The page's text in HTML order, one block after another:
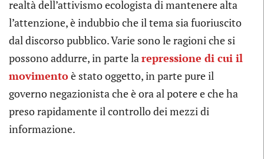
realtà dell’attivismo ecologista di mantenere alta
l’attenzione, è indubbio che il tema sia fuoriuscito
dal discorso pubblico. Varie sono le ragioni che si
possono addurre, in parte larepressione di cui il
movimentoè stato oggetto, in parte pure il
governo negazionista che è ora al potere e che ha
preso rapidamente il controllo dei mezzi di
informazione.